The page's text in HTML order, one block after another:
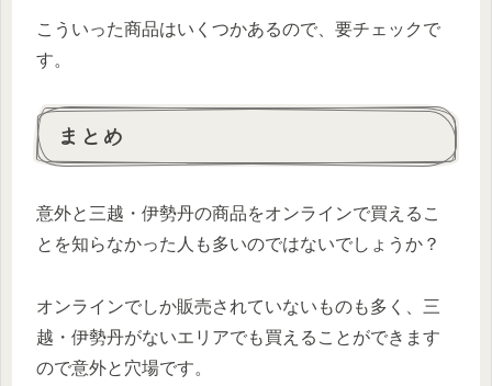
こういった商品はいくつかあるので、要チェックで
す。
まとめ
意外と三越・伊勢丹の商品をオンラインで買えるこ
とを知らなかった人も多いのではないでしょうか？
オンラインでしか販売されていないものも多く、三
越・伊勢丹がないエリアでも買えることができます
ので意外と穴場です。